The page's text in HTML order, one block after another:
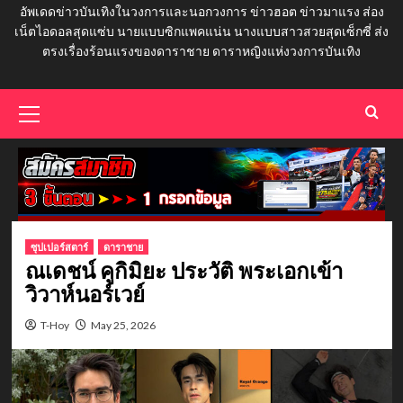
อัพเดดข่าวบันเทิงในวงการและนอกวงการ ข่าวฮอต ข่าวมาแรง ส่อง
เน็ตไอดอลสุดแซ่บ นายแบบซิกแพคแน่น นางแบบสาวสวยสุดเซ็กซี่ ส่ง
ตรงเรื่องร้อนแรงของดาราชาย ดาราหญิงแห่งวงการบันเทิง
Menu
ซุปเปอร์สตาร์ ดาราชาย
ณเดชน์ คูกิมิยะ ประวัติ พระเอกเข้า
วิวาห์นอร์เวย์
T-Hoy May 25, 2026